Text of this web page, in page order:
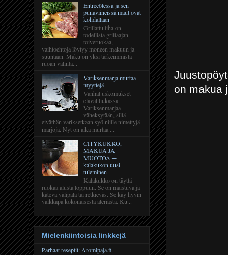
on makua
Entrecôtessa ja sen
punaviineissä maut ovat
kohdallaan
Grillattu liha on
todellista grillaajan
toiveruokaa,
vaihtoehtoja löytyy moneen makuun ja
suuntaan. Maku on yksi tärkeimmistä
ruoan valinta...
Variksenmarja murtaa
myyttejä
Vanhat uskomukset
elävät tiukassa.
Variksenmarjaa
väheksytään, sillä
eiväthän variksetkaan syö niille nimettyjä
marjoja. Nyt on aika murtaa ...
CITYKUKKO,
MAKUA JA
MUOTOA ─
kalakukon uusi
tuleminen
Kalakukko on täyttä
ruokaa alusta loppuun. Se on maistuva ja
kätevä välipala tai retkieväs. Se käy hyvin
vaikkapa kokonaisesta ateriasta. Ku...
Mielenkiintoisia linkkejä
Parhaat reseptit: Aromipaja.fi